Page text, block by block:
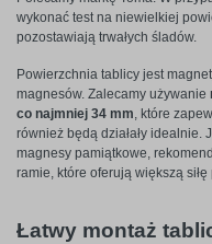
wykonać test na niewielkiej
pozostawiają trwałych śladów.
Powierzchnia tablicy jest
magnesów. Zalecamy używanie
co najmniej 34 mm, które
również będą działały
magnesy pamiątkowe,
ramie, które oferują większą
Łatwy montaż